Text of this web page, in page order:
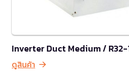
Inverter Duct Medium / R32-
ดูสินค้า